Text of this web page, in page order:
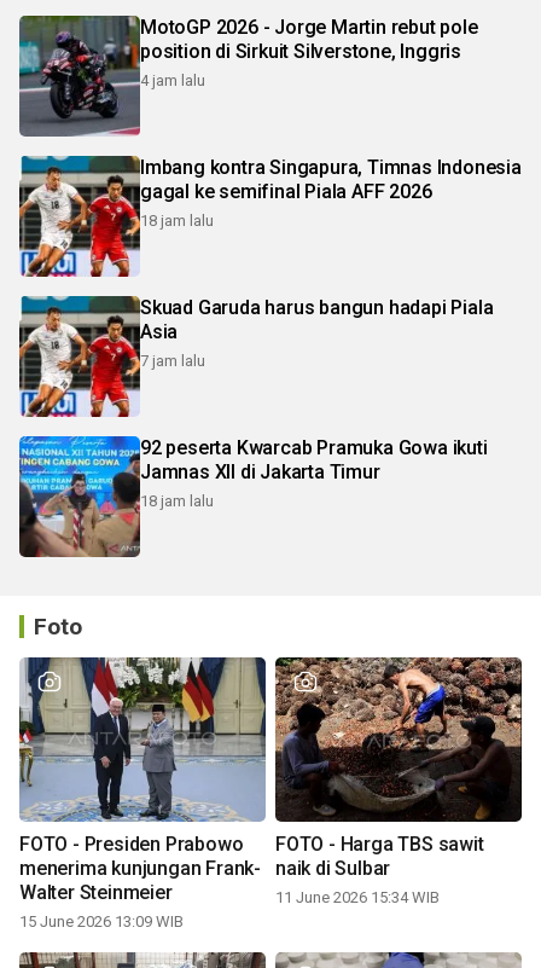
MotoGP 2026 - Jorge Martin rebut pole
position di Sirkuit Silverstone, Inggris
4 jam lalu
Imbang kontra Singapura, Timnas Indonesia
gagal ke semifinal Piala AFF 2026
18 jam lalu
Skuad Garuda harus bangun hadapi Piala
Asia
7 jam lalu
92 peserta Kwarcab Pramuka Gowa ikuti
Jamnas XII di Jakarta Timur
18 jam lalu
Foto
FOTO - Presiden Prabowo
menerima kunjungan Frank-
Walter Steinmeier
15 June 2026 13:09 WIB
FOTO - Harga TBS sawit
naik di Sulbar
11 June 2026 15:34 WIB